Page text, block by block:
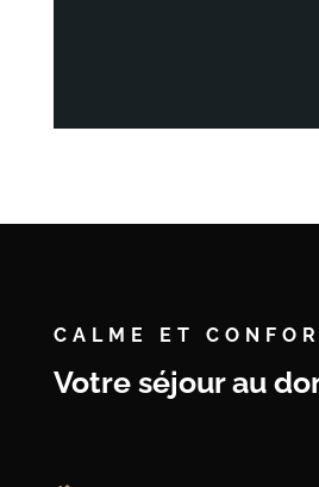
CALME ET
Votre séjour au